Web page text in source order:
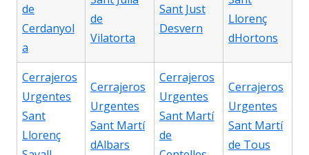
de
Cerdanyol
a
de
Vilatorta
Sant Just
Desvern
Llorenç
dHortons
Cerrajeros
Urgentes
Sant
Llorenç
Cerrajeros
Urgentes
Sant Martí
dAlbars
Cerrajeros
Urgentes
Sant Martí
de
Cerrajeros
Urgentes
Sant Martí
de Tous